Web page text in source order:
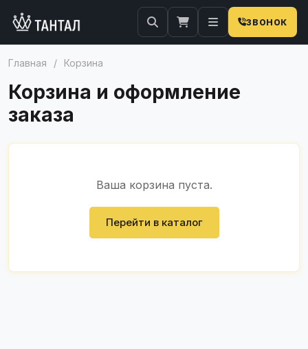
ЗВОНОК
Главная / Корзина
Корзина и оформление
заказа
Ваша корзина пуста.
Перейти в каталог